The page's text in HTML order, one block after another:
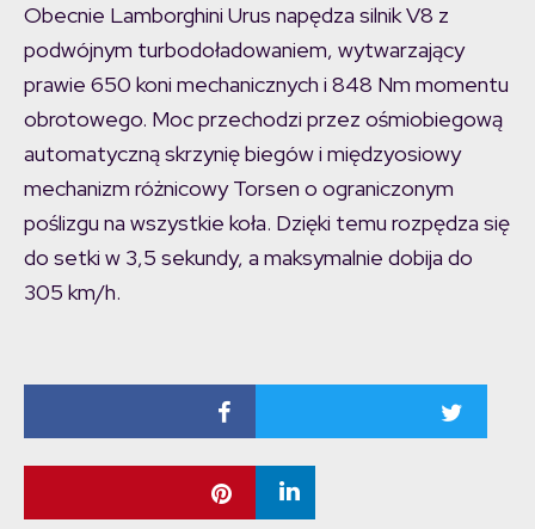
Obecnie Lamborghini Urus napędza silnik V8 z
podwójnym turbodoładowaniem, wytwarzający
prawie 650 koni mechanicznych i 848 Nm momentu
obrotowego. Moc przechodzi przez ośmiobiegową
automatyczną skrzynię biegów i międzyosiowy
mechanizm różnicowy Torsen o ograniczonym
poślizgu na wszystkie koła. Dzięki temu rozpędza się
do setki w 3,5 sekundy, a maksymalnie dobija do
305 km/h.